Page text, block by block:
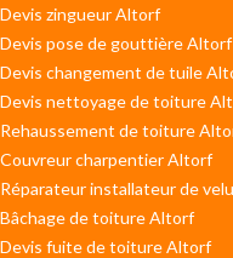
Devis zingueur Altorf
Devis pose de gouttière Altorf
Devis changement de tuile
Devis nettoyage de toiture
Rehaussement de toiture
Couvreur charpentier Altorf
Réparateur installateur de
Bâchage de toiture Altorf
Devis fuite de toiture Altorf